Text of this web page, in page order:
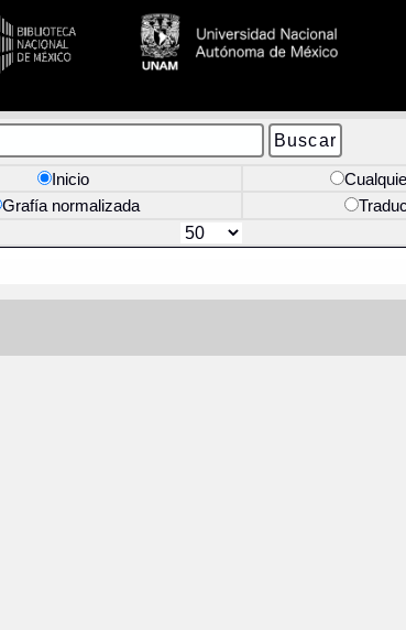
Inicio
Grafía normalizada